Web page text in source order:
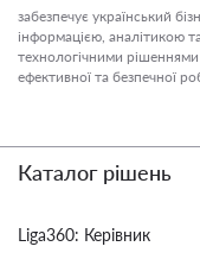
забезпечує український
інформацією, аналітикою
технологічними
ефективної та безпечної
Каталог рішень
Liga360: Керівник